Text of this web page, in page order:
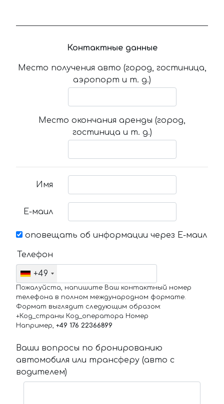
Контактные данные
Место получения авто (город, гостиница,
аэропорт и т. д.)
Место окончания аренды (город,
гостиница и т. д.)
Имя
Е-маил
оповещать об информации через Е-маил
Телефон
+49
Пожалуйста, напишите Ваш контактный номер
телефона в полном международном формате.
Формат выглядит следующим образом:
+Код_страны Код_оператора Номер
Например, +49 176 22366899
Ваши вопросы по бронированию
автомобиля или трансферу (авто с
водителем)